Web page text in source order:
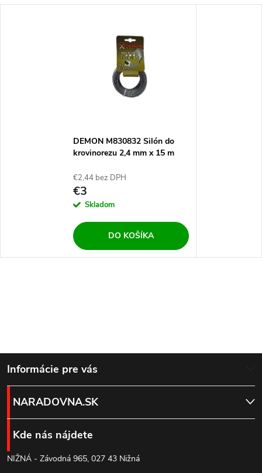
DEMON M830832 Silón do
krovinorezu 2,4 mm x 15 m
€2,44 bez DPH
€3
Skladom
DO KOŠÍKA
Z
á
p
ä
Informácie pre vás
NARADOVNA.SK
Kde nás nájdete
NIŽNÁ - Závodná 965, 027 43 Nižná